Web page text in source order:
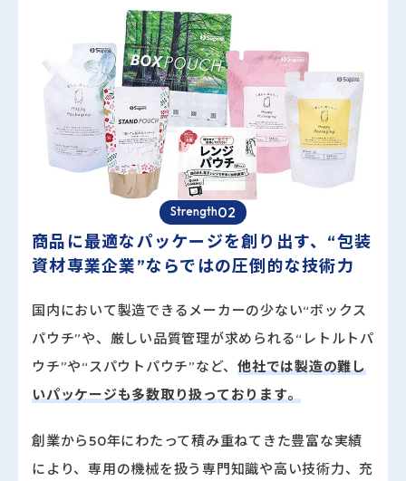
Strength02
商品に最適なパッケージを創り出す、 “包装
資材専業企業”ならではの圧倒的な技術力
国内において製造できるメーカーの少ない“ボックス
パウチ”や、厳しい品質管理が求められる“レトルトパ
ウチ”や“スパウトパウチ”など、 他社では製造の難し
いパッケージも多数取り扱っております。
創業から50年にわたって積み重ねてきた豊富な実績
により、専用の機械を扱う専門知識や高い技術力、充